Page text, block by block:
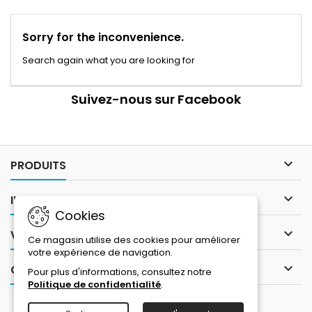
Sorry for the inconvenience.
Search again what you are looking for
Suivez-nous sur Facebook
PRODUITS 
INFORMATIONS 
VOTRE COMPTE 
CONTACT 
Cookies
Ce magasin utilise des cookies pour améliorer
votre expérience de navigation.
Pour plus d'informations, consultez notre
Politique de confidentialité.